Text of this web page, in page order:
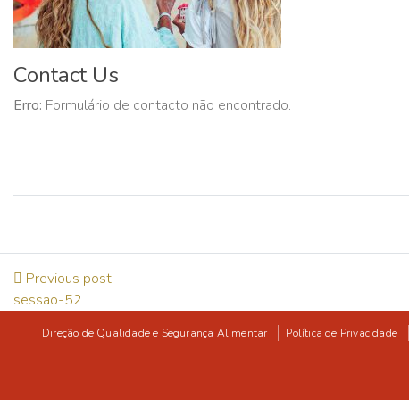
Contact Us
Erro: Formulário de contacto não encontrado.
Previous post
sessao-52
Direção de Qualidade e Segurança Alimentar Política de Privacidade